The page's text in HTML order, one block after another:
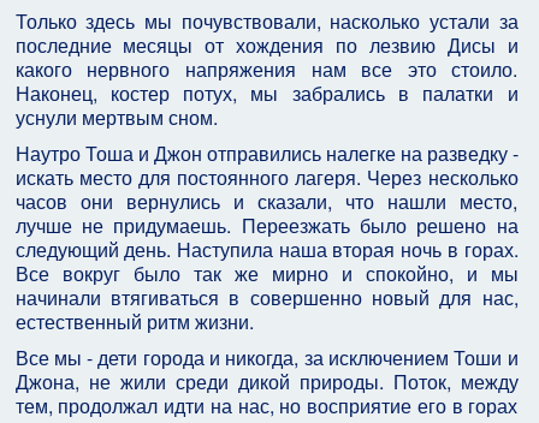
Только здесь мы почувствовали, насколько устали за
последние месяцы от хождения по лезвию Дисы и
какого нервного напряжения нам все это стоило.
Наконец, костер потух, мы забрались в палатки и
уснули мертвым сном.
Наутро Тоша и Джон отправились налегке на разведку -
искать место для постоянного лагеря. Через несколько
часов они вернулись и сказали, что нашли место,
лучше не придумаешь. Переезжать было решено на
следующий день. Наступила наша вторая ночь в горах.
Все вокруг было так же мирно и спокойно, и мы
начинали втягиваться в совершенно новый для нас,
естественный ритм жизни.
Все мы - дети города и никогда, за исключением Тоши и
Джона, не жили среди дикой природы. Поток, между
тем, продолжал идти на нас, но восприятие его в горах